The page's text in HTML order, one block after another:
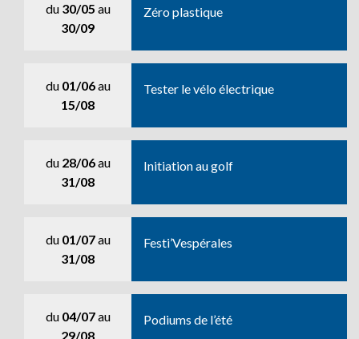
du 30/05 au
30/09
Zéro plastique
du 01/06au
15/08
Tester le vélo électrique
du 28/06au
31/08
Initiation au golf
du 01/07au
31/08
Festi’Vespérales
du 04/07au
29/08
Podiums de l’été